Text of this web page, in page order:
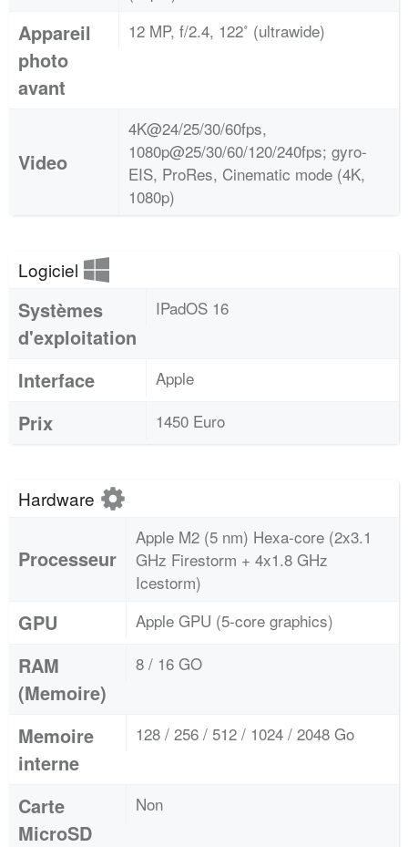
Appareil
photo
avant
12 MP, f/2.4, 122˚ (ultrawide)
Video
4K@24/25/30/60fps,
1080p@25/30/60/120/240fps; gyro-
EIS, ProRes, Cinematic mode (4K,
1080p)
Logiciel
Systèmes
d'exploitation
IPadOS 16
Interface Apple
Prix 1450 Euro
Hardware
Processeur
Apple M2 (5 nm) Hexa-core (2x3.1
GHz Firestorm + 4x1.8 GHz
Icestorm)
GPU Apple GPU (5-core graphics)
RAM
(Memoire)
8 / 16 GO
Memoire
interne
128 / 256 / 512 / 1024 / 2048 Go
Carte
MicroSD
Non